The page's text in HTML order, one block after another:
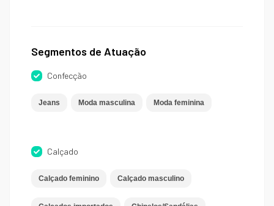
Segmentos de Atuação
Confecção
Jeans Moda masculina Moda feminina
Calçado
Calçado feminino Calçado masculino